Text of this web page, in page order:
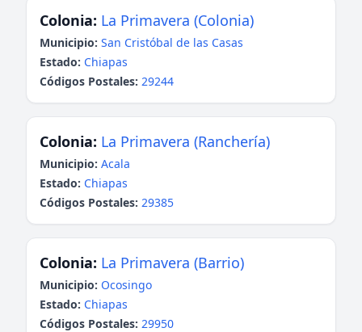
Colonia: La Primavera (Colonia)
Municipio: San Cristóbal de las Casas
Estado: Chiapas
Códigos Postales: 29244
Colonia: La Primavera (Ranchería)
Municipio: Acala
Estado: Chiapas
Códigos Postales: 29385
Colonia: La Primavera (Barrio)
Municipio: Ocosingo
Estado: Chiapas
Códigos Postales: 29950